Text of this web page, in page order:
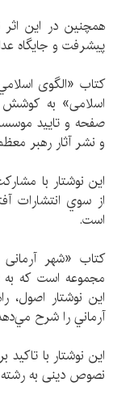
همچنين در اين
پيشرفت و جايگاه
کتاب «الگوی
صفحه و تایید
و نشر آثار رهبر
اين نوشتار با
از سوي انتشارات
است.
کتاب «شهر
مجموعه است كه به
اين نوشتار اصول،
آرماني را شرح
اين نوشتار با
نصوص دینی به